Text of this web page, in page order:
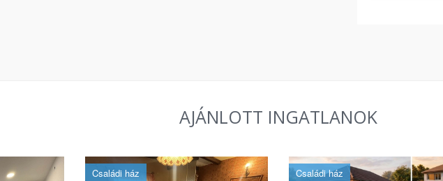
AJÁNLOTT INGATLANOK
Családi ház Családi ház